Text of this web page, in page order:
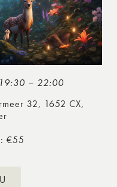
– 22:00
32, 1652 CX,
€55